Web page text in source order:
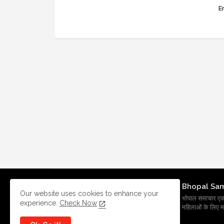
Bhopal
भोपाल समाचार एक
महिलाओं के लिए
Our website uses cookies to enhance your
experience. Check Now